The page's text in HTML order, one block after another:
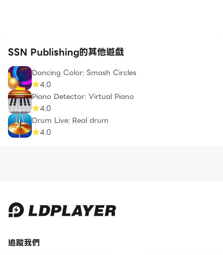
SSN Publishing的其他遊戲
Dancing Color: Smash Circles
4.0
Piano Detector: Virtual Piano
4.0
Drum Live: Real drum
4.0
追蹤我們